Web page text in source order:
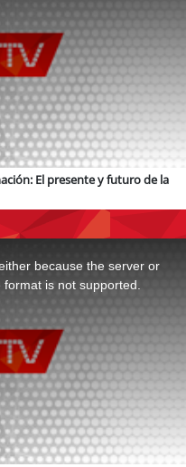
El presente y futuro de la
because the server or
is not supported.